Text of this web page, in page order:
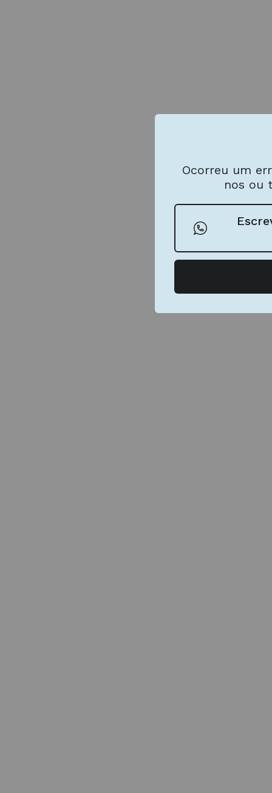
Ocorreu um
nos ou